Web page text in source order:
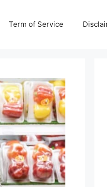
Term of Service